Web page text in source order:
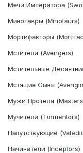
Мечи Императора
Минотавры (Minotaurs)
Мортифакторы
Мстители (Avengers)
Мстительные
Мстящие Сыны
Мужи Протела
Мучители (Tormentors)
Напутствующие
Начинатели (Inceptors)